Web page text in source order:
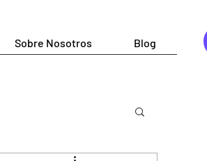
Sobre Nosotros Blog